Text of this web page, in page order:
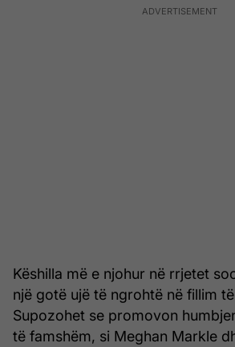
Këshilla më e njohur në rrjetet
një gotë ujë të ngrohtë në fillim
Supozohet se promovon
të famshëm, si Meghan Markle